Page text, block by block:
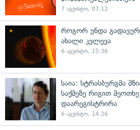
7 აგვისტო, 07:12
როგორ უნდა
ახალი კვლევა
6 აგვისტო, 15:36
საია: სტრასბურგმა
საქმეზე რიგით მეოთხე
დაარეგისტრირა
6 აგვისტო, 14:26